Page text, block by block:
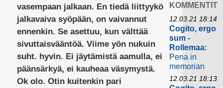
vasempaan jalkaan. En tiedä liittyykö
jalkavaiva syöpään, on vaivannut
ennenkin. Se asettuu, kun välttää
sivuttaisvääntöä. Viime yön nukuin
suht. hyvin. Ei jäytämistä aamulla, ei
päänsärkyä, ei kauheaa väsymystä.
Ok olo. Otin kuitenkin pari
KOMMENTIT
12.03.21 18:14
Cogito, ergo
sum -
Rollemaa:
Pena in
memorian
12.03.21 18:13